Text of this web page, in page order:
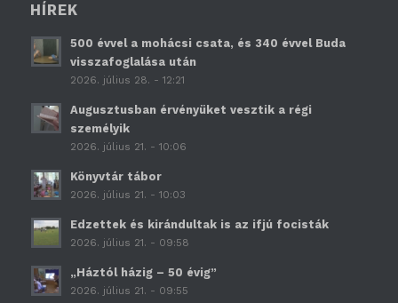
HÍREK
500 évvel a mohácsi csata, és 340 évvel Buda
visszafoglalása után
2026. július 28. - 12:21
Augusztusban érvényüket vesztik a régi
személyik
2026. július 21. - 10:06
Könyvtár tábor
2026. július 21. - 10:03
Edzettek és kirándultak is az ifjú focisták
2026. július 21. - 09:58
„Háztól házig – 50 évig”
2026. július 21. - 09:55